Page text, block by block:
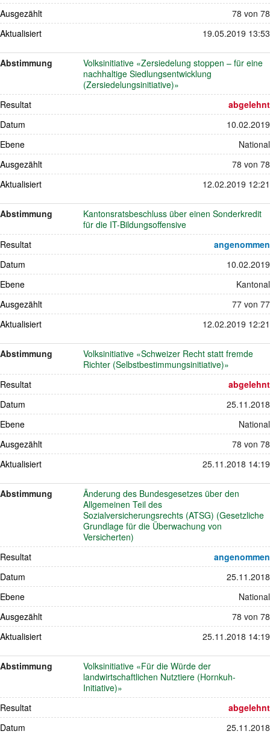
Ausgezählt
78 von 78
Aktualisiert
19.05.2019 13:53
Abstimmung
Volksinitiative «Zersiedelung stoppen – für eine
nachhaltige Siedlungsentwicklung
(Zersiedelungsinitiative)»
Resultat
abgelehnt
Datum
10.02.2019
Ebene
National
Ausgezählt
78 von 78
Aktualisiert
12.02.2019 12:21
Abstimmung
Kantonsratsbeschluss über einen Sonderkredit
für die IT-Bildungsoffensive
Resultat
angenommen
Datum
10.02.2019
Ebene
Kantonal
Ausgezählt
77 von 77
Aktualisiert
12.02.2019 12:21
Abstimmung
Volksinitiative «Schweizer Recht statt fremde
Richter (Selbstbestimmungsinitiative)»
Resultat
abgelehnt
Datum
25.11.2018
Ebene
National
Ausgezählt
78 von 78
Aktualisiert
25.11.2018 14:19
Abstimmung
Änderung des Bundesgesetzes über den
Allgemeinen Teil des
Sozialversicherungsrechts (ATSG) (Gesetzliche
Grundlage für die Überwachung von
Versicherten)
Resultat
angenommen
Datum
25.11.2018
Ebene
National
Ausgezählt
78 von 78
Aktualisiert
25.11.2018 14:19
Abstimmung
Volksinitiative «Für die Würde der
landwirtschaftlichen Nutztiere (Hornkuh-
Initiative)»
Resultat
abgelehnt
Datum
25.11.2018